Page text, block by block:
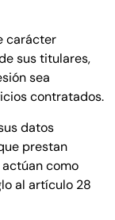
carácter
sus titulares,
sea
contratados.
datos
prestan
actúan como
al artículo 28